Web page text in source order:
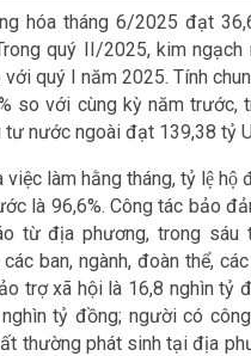
hóa tháng 6/2025 đạt
quý II/2025, kim ngạch
quý I năm 2025. Tính
so với cùng kỳ năm
nước ngoài đạt 139,38 tỷ
làm hằng tháng, tỷ lệ hộ
là 96,6%. Công tác bảo
từ địa phương, trong sáu
ban, ngành, đoàn thể,
trợ xã hội là 16,8 nghìn tỷ
tỷ đồng; người có
thường phát sinh tại địa